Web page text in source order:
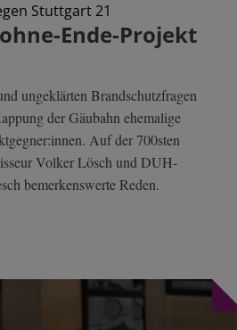
Stuttgart 21
Ende-Projekt
ungeklärten Brandschutzfragen
der Gäubahn ehemalige
Auf der 700sten
Volker Lösch und DUH-
bemerkenswerte Reden.